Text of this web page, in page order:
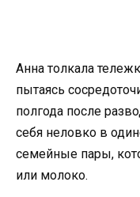
Анна толкала
пытаясь
полгода после
себя неловко в
семейные пары,
или молоко.